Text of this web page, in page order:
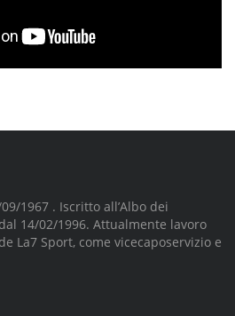
1967 . Iscritto all’Albo dei
14/02/1996. Attualmente lavoro
La7 Sport, come vicecaposervizio e